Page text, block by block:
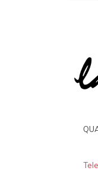
Gefühl.